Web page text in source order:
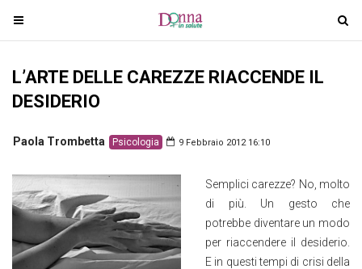
T
o
l
n
v
i
g
T
o
L’ARTE DELLE CAREZZE RIACCENDE IL
DESIDERIO
Paola Trombetta Psicologia 9 Febbraio 2012 16:10
Semplici carezze? No, molto
di più. Un gesto che
potrebbe diventare un modo
per riaccendere il desiderio.
E in questi tempi di crisi della